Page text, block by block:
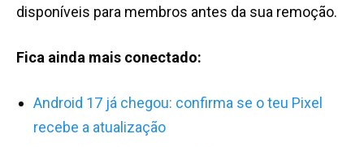
disponíveis para membros antes da sua remoção.
Fica ainda mais conectado:
Android 17 já chegou: confirma se o teu Pixel
recebe a atualização